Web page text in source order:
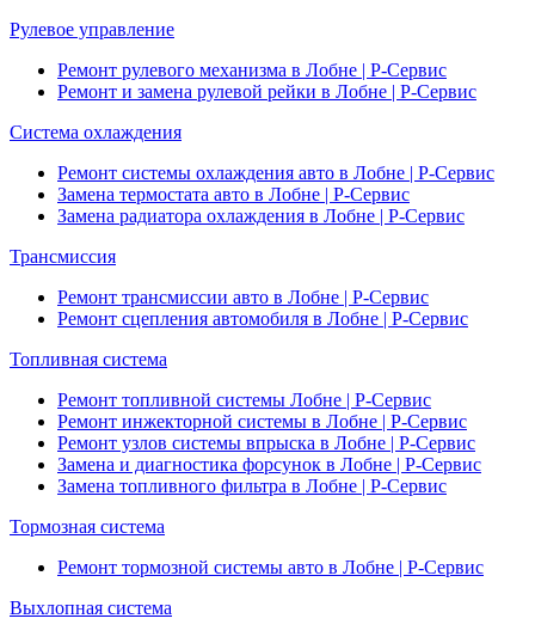
Рулевое управление
Ремонт рулевого механизма в Лобне | Р-Сервис
Ремонт и замена рулевой рейки в Лобне | Р-Сервис
Система охлаждения
Ремонт системы охлаждения авто в Лобне | Р-Сервис
Замена термостата авто в Лобне | Р-Сервис
Замена радиатора охлаждения в Лобне | Р-Сервис
Трансмиссия
Ремонт трансмиссии авто в Лобне | Р-Сервис
Ремонт сцепления автомобиля в Лобне | Р-Сервис
Топливная система
Ремонт топливной системы Лобне | Р-Сервис
Ремонт инжекторной системы в Лобне | Р-Сервис
Ремонт узлов системы впрыска в Лобне | Р-Сервис
Замена и диагностика форсунок в Лобне | Р-Сервис
Замена топливного фильтра в Лобне | Р-Сервис
Тормозная система
Ремонт тормозной системы авто в Лобне | Р-Сервис
Выхлопная система